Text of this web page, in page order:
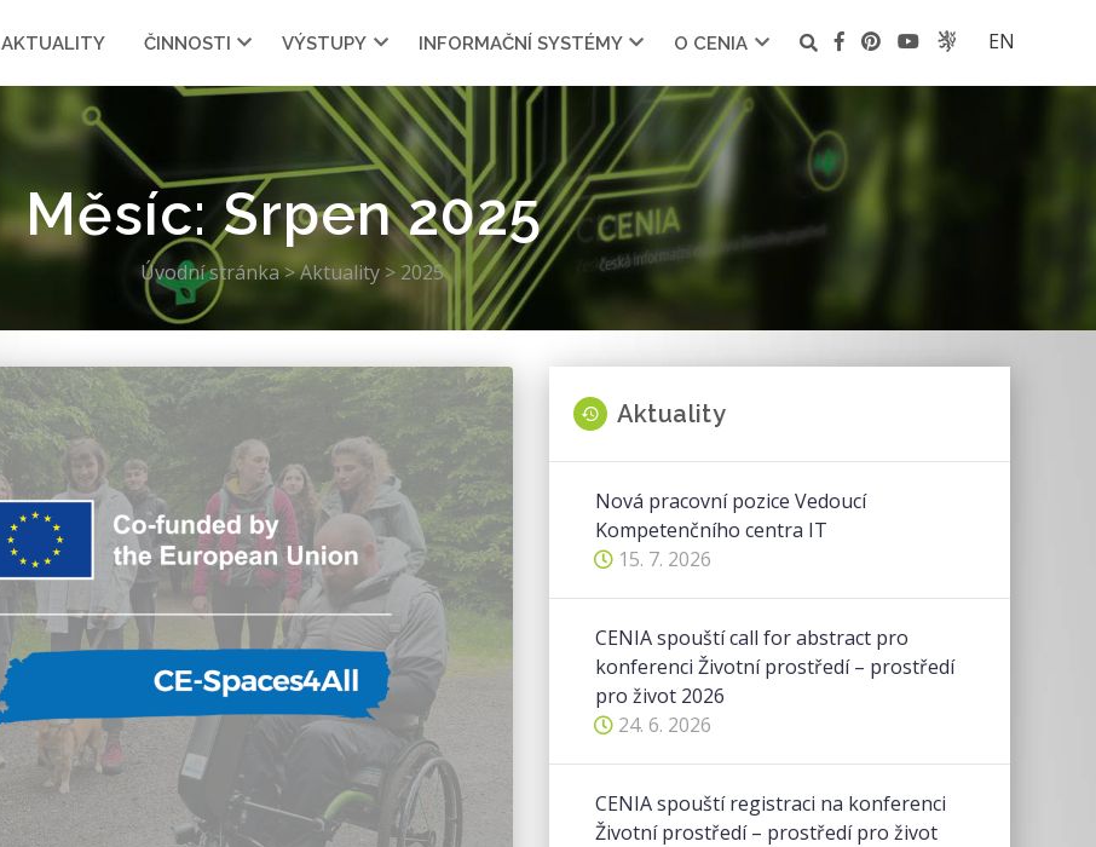
AKTUALITY ČINNOSTI VÝSTUPY INFORMAČNÍ SYSTÉMY O CENIA EN
Měsíc:Srpen 2025
Úvodní stránka>Aktuality > 2025
Aktuality
Nová pracovní pozice Vedoucí
Kompetenčního centra IT
15. 7. 2026
CENIA spouští call for abstract pro
konferenci Životní prostředí – prostředí
pro život 2026
24. 6. 2026
CENIA spouští registraci na konferenci
Životní prostředí – prostředí pro život